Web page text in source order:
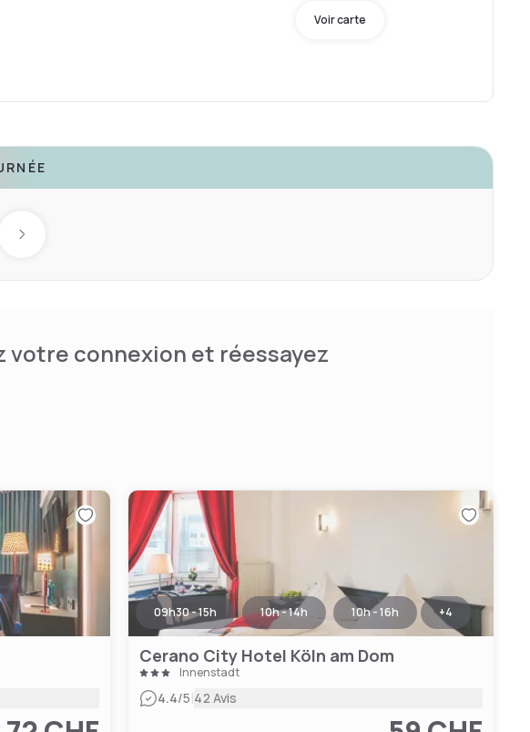
Voir carte
Next day
votre connexion et réessayez
09h30 - 15h 10h - 14h 10h - 16h +4
Cerano City Hotel Köln am Dom
Innenstadt
4.4/5|42 Avis